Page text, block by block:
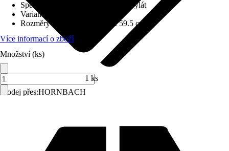
Prodej přes:HORNBACH
Specifikace materiálu
Sanitární akrylát
Varianta
Rozměry (DxŠxV)
90 x 80 x 59.5 cm
Více informací o zboží
Množství (ks)
1 ks